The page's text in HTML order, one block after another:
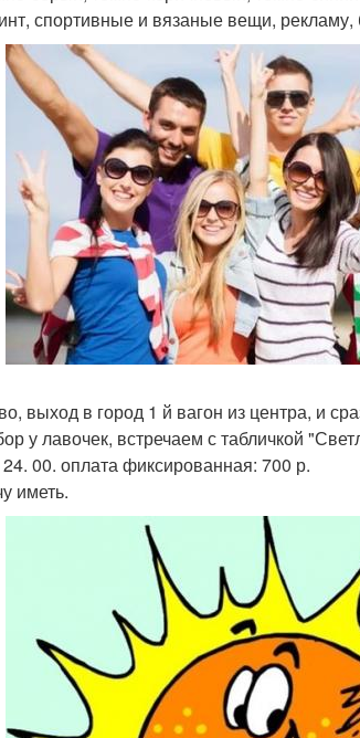
спортивные и вязаные вещи,
выход в город 1 й вагон из центра, и
у лавочек, встречаем с табличкой
00. оплата фиксированная: 700 р.
иметь.